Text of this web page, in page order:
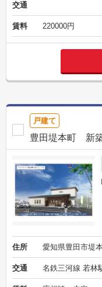
交通
賃料 220000円
戸建て
豊田堤本町 新
住所 愛知県豊田市堤
交通 名鉄三河線 若林